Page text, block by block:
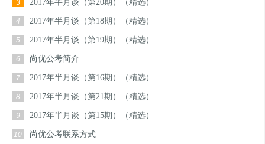
3 2017年半月谈（第20期）（精选）
4 2017年半月谈（第18期）（精选）
5 2017年半月谈（第19期）（精选）
6 尚优公考简介
7 2017年半月谈（第16期）（精选）
8 2017年半月谈（第21期）（精选）
9 2017年半月谈（第15期）（精选）
10 尚优公考联系方式